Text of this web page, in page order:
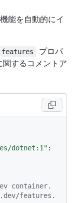
能を自動的にイ
features
プロパ
するコメントア
dotnet:1" :
container.
features.